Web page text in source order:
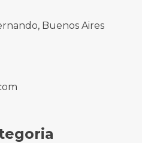
Buenos Aires